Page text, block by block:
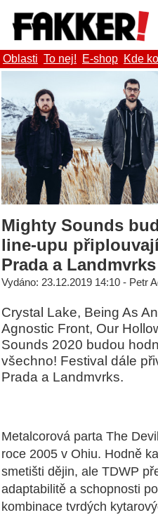
Oblasti To nej! E-shop Kde
Mighty Sounds
line-upu
Prada a Landmvrks
Vydáno: 23.12.2019 14:10 - Petr
Crystal Lake, Being As
Agnostic Front, Our
Sounds 2020 budou
všechno! Festival dále
Prada a Landmvrks.
Metalcorová parta The
roce 2005 v Ohiu. Hodně
smetišti dějin, ale TDWP
adaptabilitě a schopnosti
kombinace tvrdých